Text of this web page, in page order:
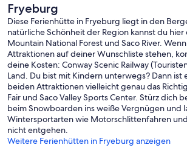
Fryeburg
Diese Ferienhütte in Fryeburg liegt in den
natürliche Schönheit der Region kannst du
Mountain National Forest und Saco River.
Attraktionen auf deiner Wunschliste stehen,
deine Kosten: Conway Scenic Railway
Land. Du bist mit Kindern unterwegs? Dann ist
beiden Attraktionen vielleicht genau das
Fair und Saco Valley Sports Center. Stürz dich
beim Snowboarden ins weiße Vergnügen und
Wintersportarten wie Motorschlittenfahren
nicht entgehen.
Weitere Ferienhütten in Fryeburg anzeigen